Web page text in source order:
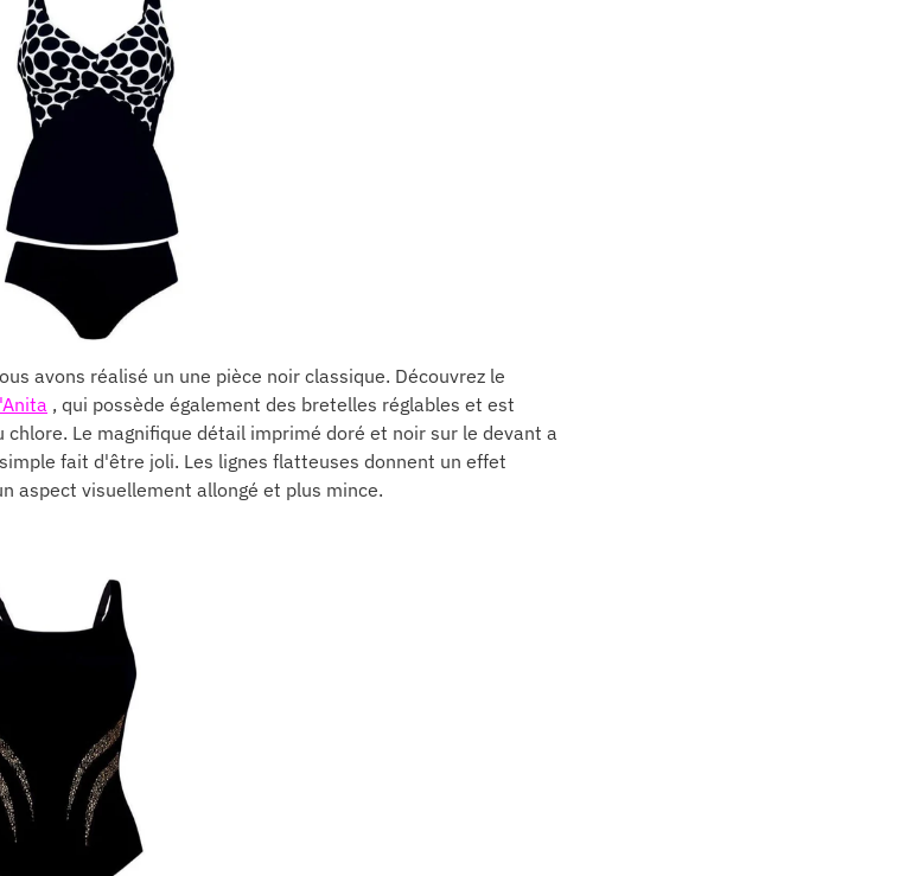
avons réalisé un une pièce noir classique. Découvrez le
, qui possède également des bretelles réglables et est
Le magnifique détail imprimé doré et noir sur le devant a
fait d'être joli. Les lignes flatteuses donnent un effet
aspect visuellement allongé et plus mince.